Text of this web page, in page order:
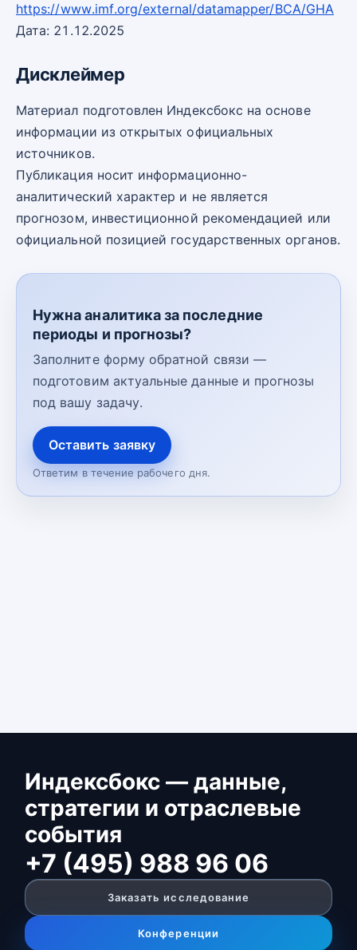
https://www.imf.org/external/datamapper/BCA/GHA
Дата: 21.12.2025
Дисклеймер
Материал подготовлен Индексбокс на основе
информации из открытых официальных
источников.
Публикация носит информационно-
аналитический характер и не является
прогнозом, инвестиционной рекомендацией или
официальной позицией государственных органов.
Нужна аналитика за последние
периоды и прогнозы?
Заполните форму обратной связи —
подготовим актуальные данные и прогнозы
под вашу задачу.
Оставить заявку
Ответим в течение рабочего дня.
Индексбокс — данные,
стратегии и отраслевые
события
+7 (495) 988 96 06
Заказать исследование
Конференции